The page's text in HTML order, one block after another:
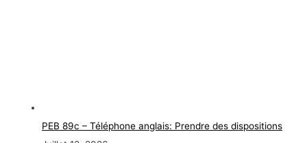
PEB 89c – Téléphone anglais: Prendre des dispositions